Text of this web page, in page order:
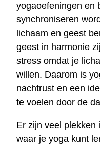
yogaoefeningen en
synchroniseren
lichaam en geest
geest in harmonie
stress omdat je
willen. Daarom is
nachtrust en een
te voelen door de
Er zijn veel plekken
waar je yoga kunt